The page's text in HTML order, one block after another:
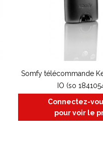
Somfy télécommande
IO (so
Connectez-
pour voir le